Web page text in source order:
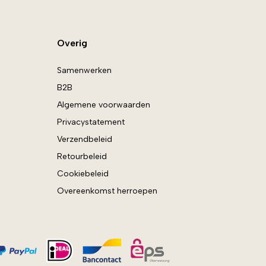
Overig
Samenwerken
B2B
Algemene voorwaarden
Privacystatement
Verzendbeleid
Retourbeleid
Cookiebeleid
Overeenkomst herroepen